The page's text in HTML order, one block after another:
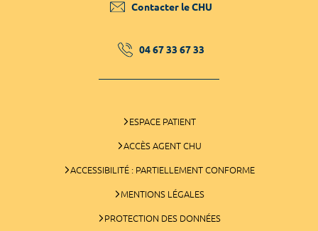
Contacter le CHU
04 67 33 67 33
ESPACE PATIENT
ACCÈS AGENT CHU
ACCESSIBILITÉ : PARTIELLEMENT CONFORME
MENTIONS LÉGALES
PROTECTION DES DONNÉES